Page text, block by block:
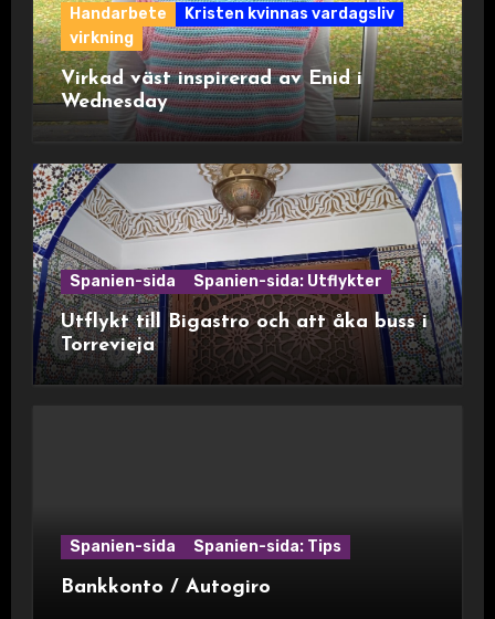
Handarbete
Kristen kvinnas vardagsliv
virkning
Virkad väst inspirerad av Enid i
Wednesday
Spanien-sida Spanien-sida: Utflykter
Utflykt till Bigastro och att åka buss i
Torrevieja
Spanien-sida Spanien-sida: Tips
Bankkonto / Autogiro